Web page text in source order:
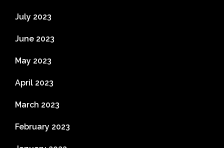
July 2023
June 2023
May 2023
April 2023
March 2023
February 2023